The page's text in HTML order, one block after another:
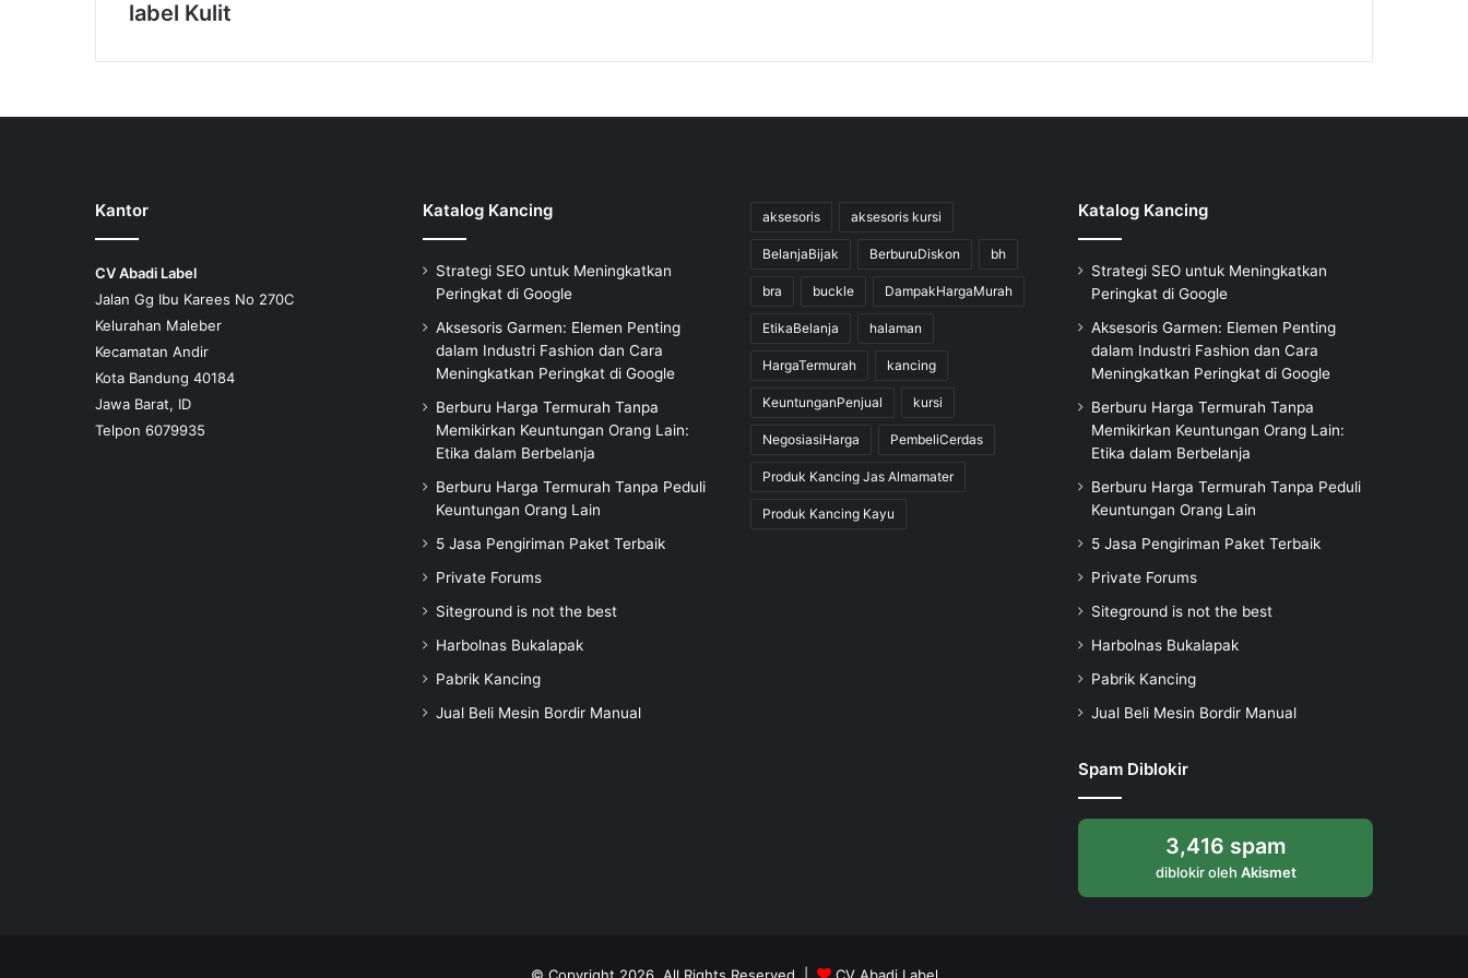
label Kulit
Kantor
CV Abadi Label
Jalan Gg Ibu Karees No 270C
Kelurahan Maleber
Kecamatan Andir
Kota Bandung 40184
Jawa Barat, ID
Telpon 6079935
Katalog Kancing
Strategi SEO untuk Meningkatkan
Peringkat di Google
Aksesoris Garmen: Elemen Penting
dalam Industri Fashion dan Cara
Meningkatkan Peringkat di Google
Berburu Harga Termurah Tanpa
Memikirkan Keuntungan Orang Lain:
Etika dalam Berbelanja
Berburu Harga Termurah Tanpa Peduli
Keuntungan Orang Lain
5 Jasa Pengiriman Paket Terbaik
Private Forums
Siteground is not the best
Harbolnas Bukalapak
Pabrik Kancing
Jual Beli Mesin Bordir Manual
aksesoris aksesoris kursi
BelanjaBijak BerburuDiskon bh
bra buckle DampakHargaMurah
EtikaBelanja halaman
HargaTermurah kancing
KeuntunganPenjual kursi
NegosiasiHarga PembeliCerdas
Produk Kancing Jas Almamater
Produk Kancing Kayu
Katalog Kancing
Strategi SEO untuk Meningkatkan
Peringkat di Google
Aksesoris Garmen: Elemen Penting
dalam Industri Fashion dan Cara
Meningkatkan Peringkat di Google
Berburu Harga Termurah Tanpa
Memikirkan Keuntungan Orang Lain:
Etika dalam Berbelanja
Berburu Harga Termurah Tanpa Peduli
Keuntungan Orang Lain
5 Jasa Pengiriman Paket Terbaik
Private Forums
Siteground is not the best
Harbolnas Bukalapak
Pabrik Kancing
Jual Beli Mesin Bordir Manual
Spam Diblokir
3,416 spam
diblokir oleh Akismet